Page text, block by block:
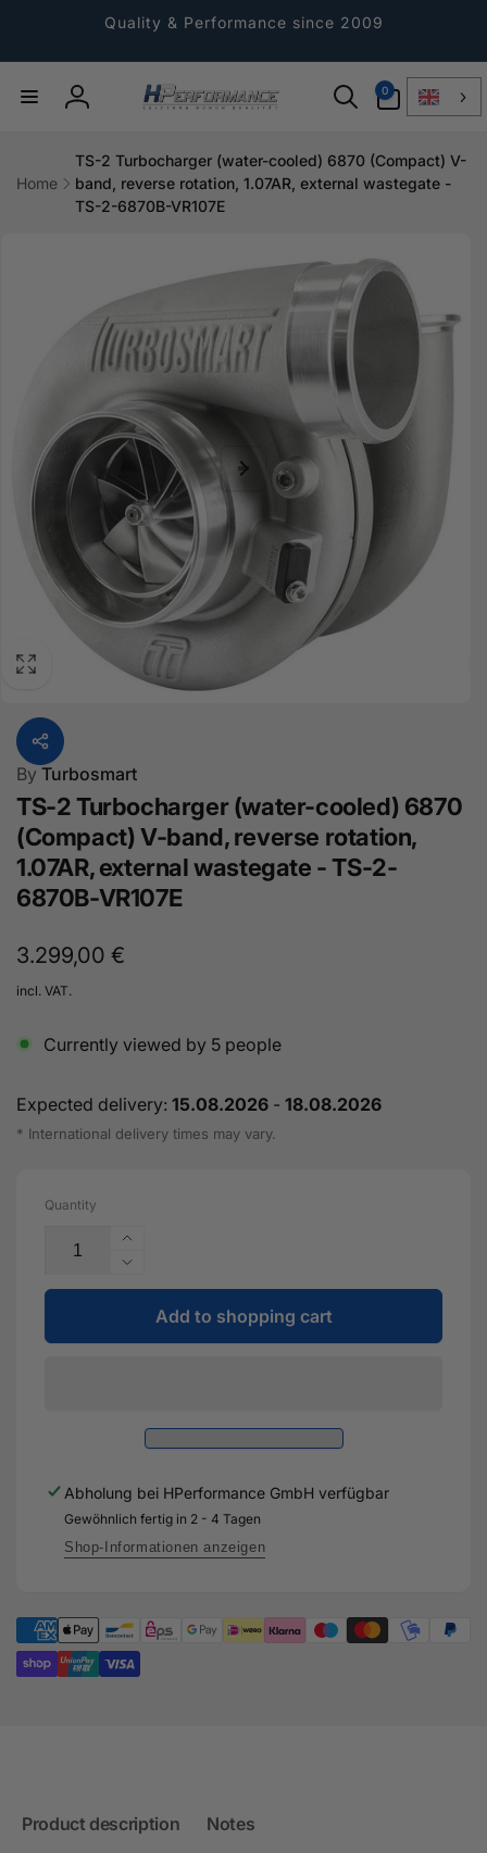
Quality & Performance since 2009
Log
0
Article
Home
TS-2 Turbocharger (water-cooled) 6870 (Compact) V-
band, reverse rotation, 1.07AR, external wastegate -
TS-2-6870B-VR107E
By Turbosmart
TS-2 Turbocharger (water-cooled) 6870
(Compact) V-band, reverse rotation,
1.07AR, external wastegate - TS-2-
6870B-VR107E
Normal
price
3.299,00 €
incl. VAT.
Currently viewed by 5 people
Expected delivery: 15.08.2026 - 18.08.2026
* International delivery times may vary.
Quantity
Erhöhe
die
Menge
TS-
6870
(Kompakt)
Band,
umgekehrte
Drehrichtung,
Wastegate
-
TS-
Verringere
die
Menge
für
(wassergekühlt)
6870
V-
Band,
umgekehrte
mit
Wastegate
-
Add to shopping cart
Abholung bei HPerformance GmbH verfügbar
Gewöhnlich fertig in 2 - 4 Tagen
Shop-Informationen anzeigen
Product description Notes